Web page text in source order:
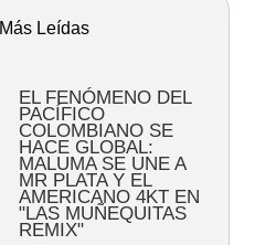
Más Leídas
EL FENÓMENO DEL
PACÍFICO
COLOMBIANO SE
HACE GLOBAL:
MALUMA SE UNE A
MR PLATA Y EL
AMERICANO 4KT EN
"LAS MUÑEQUITAS
REMIX"